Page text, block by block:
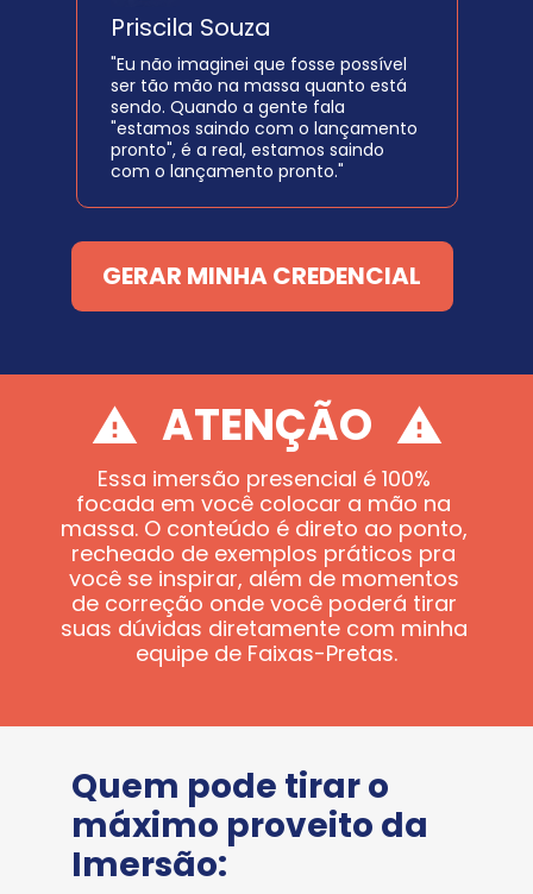
Priscila Souza
"Eu não imaginei que fosse possível
ser tão mão na massa quanto está
sendo. Quando a gente fala
"estamos saindo com o lançamento
pronto", é a real, estamos saindo
com o lançamento pronto."
GERAR MINHA CREDENCIAL
ATENÇÃO
Essa imersão presencial é 100%
focada em você colocar a mão na
massa. O conteúdo é direto ao ponto,
recheado de exemplos práticos pra
você se inspirar, além de momentos
de correção onde você poderá tirar
suas dúvidas diretamente com minha
equipe de Faixas-Pretas.
Quem pode tirar o
máximo proveito da
Imersão: